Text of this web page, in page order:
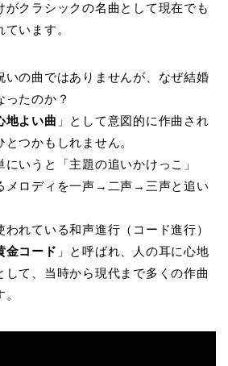
がクラシックの名曲として現在でも
います。
いの曲ではありませんが、なぜ結婚
ったのか？
地よい曲 」として意図的に作曲され
つかもしれません。
いうと「主題の追いかけっこ」
メロディを一声→二声→三声と追い
れている和声進行（コード進行）
金コード 」と呼ばれ、人の耳に心地
して、当時から現代まで多くの作曲